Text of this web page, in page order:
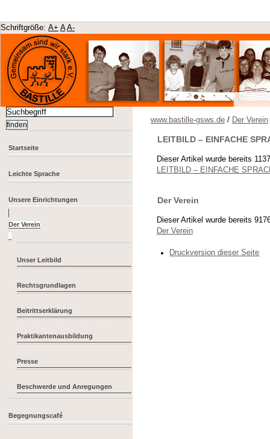
Schriftgröße: A+ A A-
Startseite
Leichte Sprache
Unsere Einrichtungen
Unser Leitbild
Rechtsgrundlagen
Beitrittserklärung
Praktikantenausbildung
Presse
Beschwerde und Anregungen
Begegnungscafé
www.bastille-gsws.de / Der Verein
LEITBILD – EINFACHE
Dieser Artikel wurde bereits
LEITBILD – EINFACHE
Der Verein
Dieser Artikel wurde bereits
Der Verein
Druckversion dieser Seite